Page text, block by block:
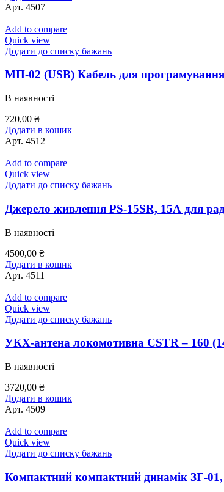
Арт. 4507
Add to compare
Quick view
Додати до списку бажань
МП-02 (USB) Кабель для
В наявності
720,00 ₴
Додати в кошик
Арт. 4512
Add to compare
Quick view
Додати до списку бажань
Джерело живлення PS-15SR, 15А для
В наявності
4500,00 ₴
Додати в кошик
Арт. 4511
Add to compare
Quick view
Додати до списку бажань
УКХ-антена локомотивна CSTR – 160
В наявності
3720,00 ₴
Додати в кошик
Арт. 4509
Add to compare
Quick view
Додати до списку бажань
Компактний компактний динамік ЗГ-01,